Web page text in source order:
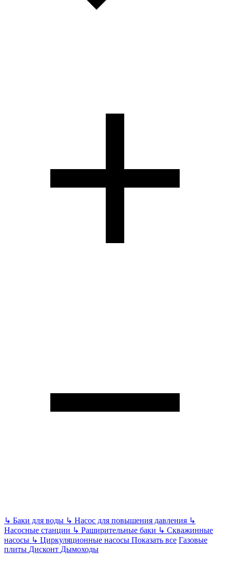
↳ Баки для воды ↳ Насос для повышения давления ↳
Насосные станции ↳ Раширительные баки ↳ Скважинные
насосы ↳ Циркуляционные насосы Показать все Газовые
плиты Дисконт Дымоходы